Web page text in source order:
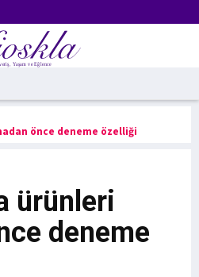
önce deneme özelliği
ürünleri
deneme